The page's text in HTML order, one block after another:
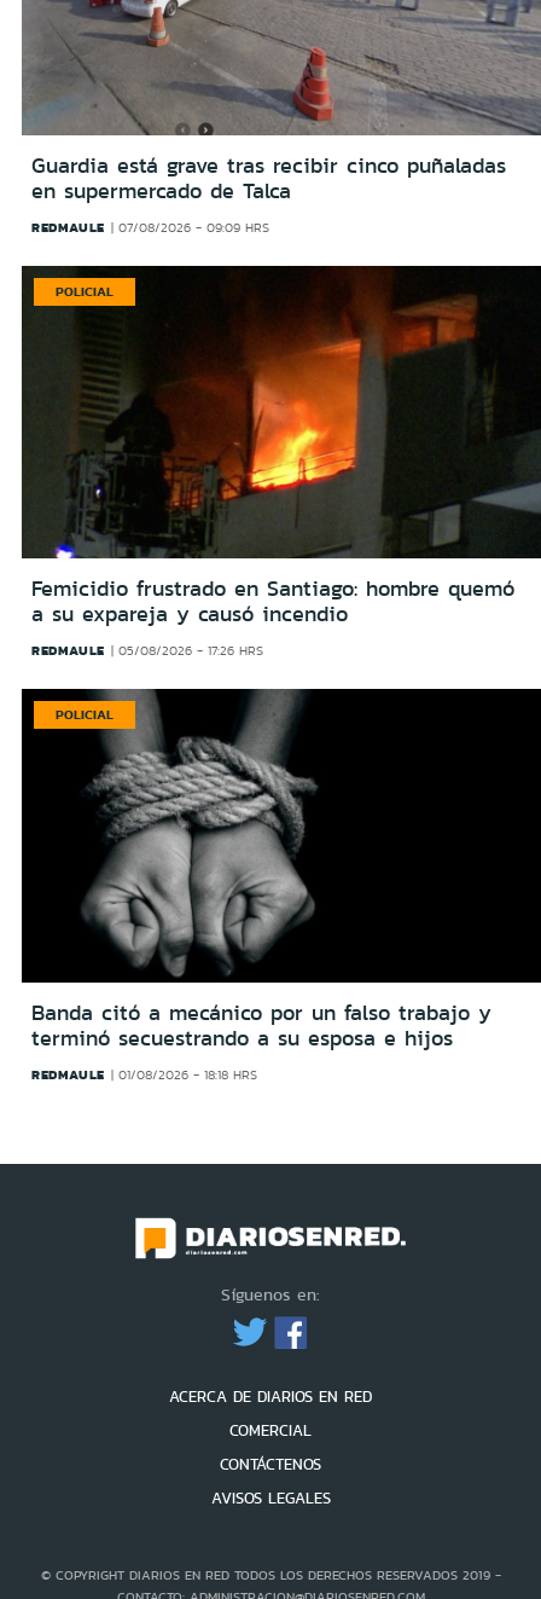
Guardia está grave tras recibir cinco puñaladas
en supermercado de Talca
REDMAULE 07/08/2026 - 09:09 HRS
POLICIAL
Femicidio frustrado en Santiago: hombre quemó
a su expareja y causó incendio
REDMAULE 05/08/2026 - 17:26 HRS
POLICIAL
Banda citó a mecánico por un falso trabajo y
terminó secuestrando a su esposa e hijos
REDMAULE 01/08/2026 - 18:18 HRS
Síguenos en:
ACERCA DE DIARIOS EN RED
COMERCIAL
CONTÁCTENOS
AVISOS LEGALES
© COPYRIGHT DIARIOS EN RED TODOS LOS DERECHOS RESERVADOS 2019 -